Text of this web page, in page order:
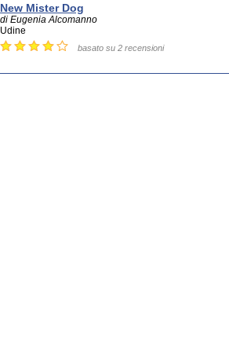
New Mister Dog
di Eugenia Alcomanno
Udine
basato su 2 recensioni